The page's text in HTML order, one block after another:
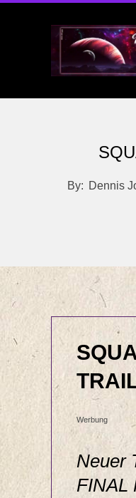
By: Dennis
Werbung
Neuer
FINAL